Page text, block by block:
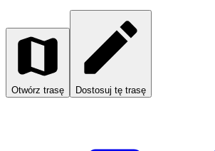
Otwórz trasę Dostosuj tę trasę